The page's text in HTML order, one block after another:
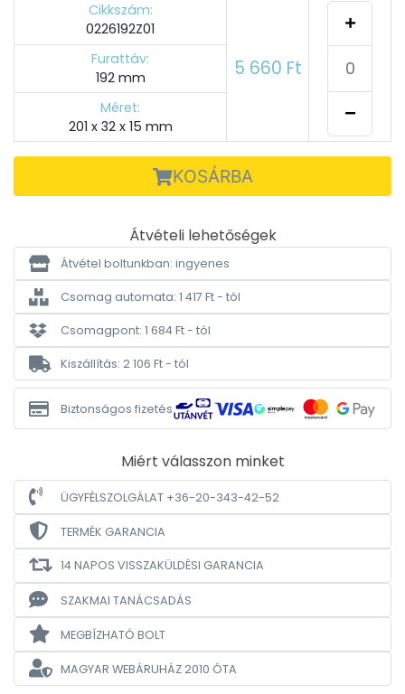
Cikkszám:
0226192Z01
5 660 Ft
Furattáv:
192 mm
Méret:
201 x 32 x 15 mm
KOSÁRBA
Átvételi lehetőségek
Átvétel boltunkban: ingyenes
Csomag automata: 1 417 Ft - tól
Csomagpont: 1 684 Ft - tól
Kiszállítás: 2 106 Ft - tól
Biztonságos fizetés
Miért válasszon minket
ÜGYFÉLSZOLGÁLAT +36-20-343-42-52
TERMÉK GARANCIA
14 NAPOS VISSZAKÜLDÉSI GARANCIA
SZAKMAI TANÁCSADÁS
MEGBÍZHATÓ BOLT
MAGYAR WEBÁRUHÁZ2010 ÓTA